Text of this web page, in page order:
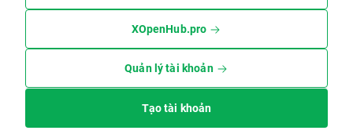
XOpenHub.pro
Quản lý tài khoản
Tạo tài khoản